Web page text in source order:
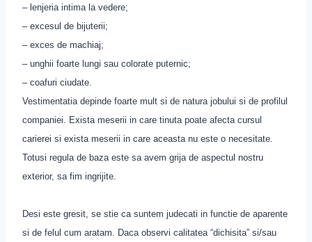
– lenjeria intima la vedere;
– excesul de bijuterii;
– exces de machiaj;
– unghii foarte lungi sau colorate puternic;
– coafuri ciudate.
Vestimentatia depinde foarte mult si de natura jobului si de profilul
companiei. Exista meserii in care tinuta poate afecta cursul
carierei si exista meserii in care aceasta nu este o necesitate.
Totusi regula de baza este sa avem grija de aspectul nostru
exterior, sa fim ingrijite.
Desi este gresit, se stie ca suntem judecati in functie de aparente
si de felul cum aratam. Daca observi calitatea “dichisita” si/sau